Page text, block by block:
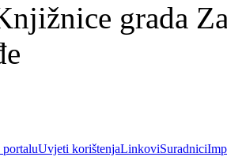
grada
portaluUvjeti korištenjaLinkoviSuradnici